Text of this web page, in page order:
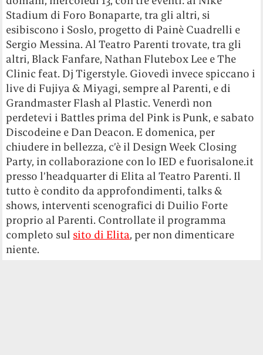
Stadium di Foro Bonaparte, tra gli altri, si
esibiscono i Soslo, progetto di Painè Cuadrelli e
Sergio Messina. Al Teatro Parenti trovate, tra gli
altri, Black Fanfare, Nathan Flutebox Lee e The
Clinic feat. Dj Tigerstyle. Giovedì invece spiccano i
live di Fujiya & Miyagi, sempre al Parenti, e di
Grandmaster Flash al Plastic. Venerdì non
perdetevi i Battles prima del Pink is Punk, e sabato
Discodeine e Dan Deacon. E domenica, per
chiudere in bellezza, c’è il Design Week Closing
Party, in collaborazione con lo IED e fuorisalone.it
presso l’headquarter di Elita al Teatro Parenti. Il
tutto è condito da approfondimenti, talks &
shows, interventi scenografici di Duilio Forte
proprio al Parenti. Controllate il programma
completo sul sito di Elita, per non dimenticare
niente.